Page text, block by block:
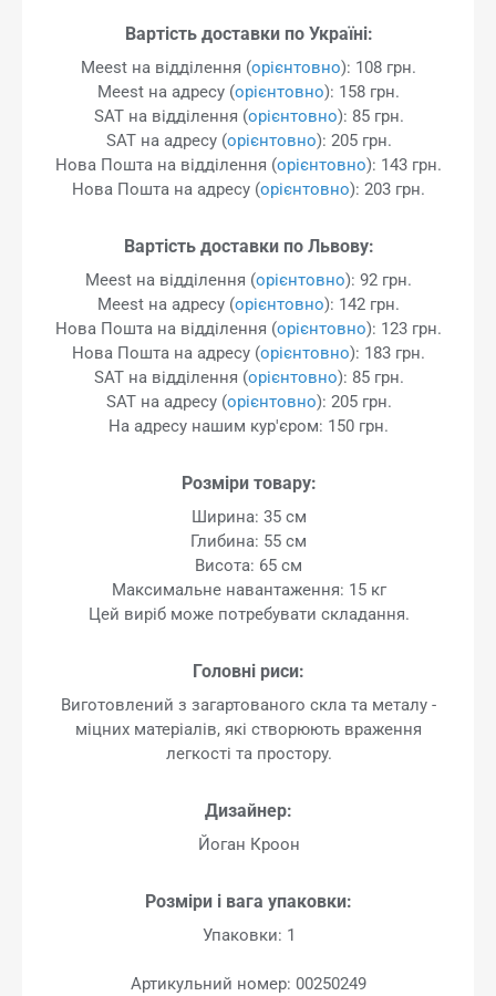
Вартість доставки по Україні:
Meest на відділення (орієнтовно): 108 грн.
Meest на адресу (орієнтовно): 158 грн.
SAT на відділення (орієнтовно): 85 грн.
SAT на адресу (орієнтовно): 205 грн.
Нова Пошта на відділення (орієнтовно): 143 грн.
Нова Пошта на адресу (орієнтовно): 203 грн.
Вартість доставки по Львову:
Meest на відділення (орієнтовно): 92 грн.
Meest на адресу (орієнтовно): 142 грн.
Нова Пошта на відділення (орієнтовно): 123 грн.
Нова Пошта на адресу (орієнтовно): 183 грн.
SAT на відділення (орієнтовно): 85 грн.
SAT на адресу (орієнтовно): 205 грн.
На адресу нашим кур'єром: 150 грн.
Розміри товару:
Ширина: 35 см
Глибина: 55 см
Висота: 65 см
Максимальне навантаження: 15 кг
Цей виріб може потребувати складання.
Головні риси:
Виготовлений з загартованого скла та металу -
міцних матеріалів, які створюють враження
легкості та простору.
Дизайнер:
Йоган Кроон
Розміри і вага упаковки:
Упаковки: 1
Артикульний номер: 00250249